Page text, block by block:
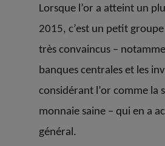
Lorsque l’or a atteint un
2015, c’est un petit groupe
très convaincus –
banques centrales et les
considérant l’or comme la
monnaie saine – qui en a
général.